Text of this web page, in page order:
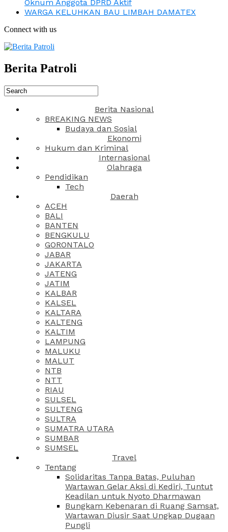
Oknum Anggota DPRD Aktif
WARGA KELUHKAN BAU LIMBAH DAMATEX
Connect with us
Berita Patroli
Berita Nasional
BREAKING NEWS
Budaya dan Sosial
Ekonomi
Hukum dan Kriminal
Internasional
Olahraga
Pendidikan
Tech
Daerah
ACEH
BALI
BANTEN
BENGKULU
GORONTALO
JABAR
JAKARTA
JATENG
JATIM
KALBAR
KALSEL
KALTARA
KALTENG
KALTIM
LAMPUNG
MALUKU
MALUT
NTB
NTT
RIAU
SULSEL
SULTENG
SULTRA
SUMATRA UTARA
SUMBAR
SUMSEL
Travel
Tentang
Solidaritas Tanpa Batas, Puluhan
Wartawan Gelar Aksi di Kediri, Tuntut
Keadilan untuk Nyoto Dharmawan
Bungkam Kebenaran di Ruang Samsat,
Wartawan Diusir Saat Ungkap Dugaan
Pungli